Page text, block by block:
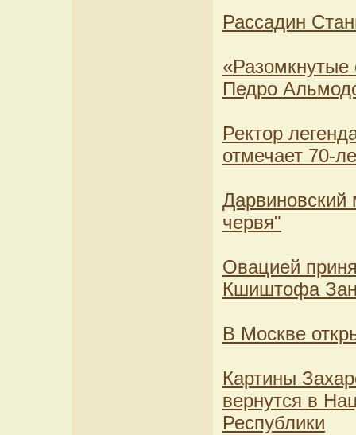
Рассадин
«Разомкнутые
Педро
Ректор
отмечает 70-
Дарвиновский
червя"
Овацией
Кшиштофа
В Москве
Картины
вернутся в
Республики